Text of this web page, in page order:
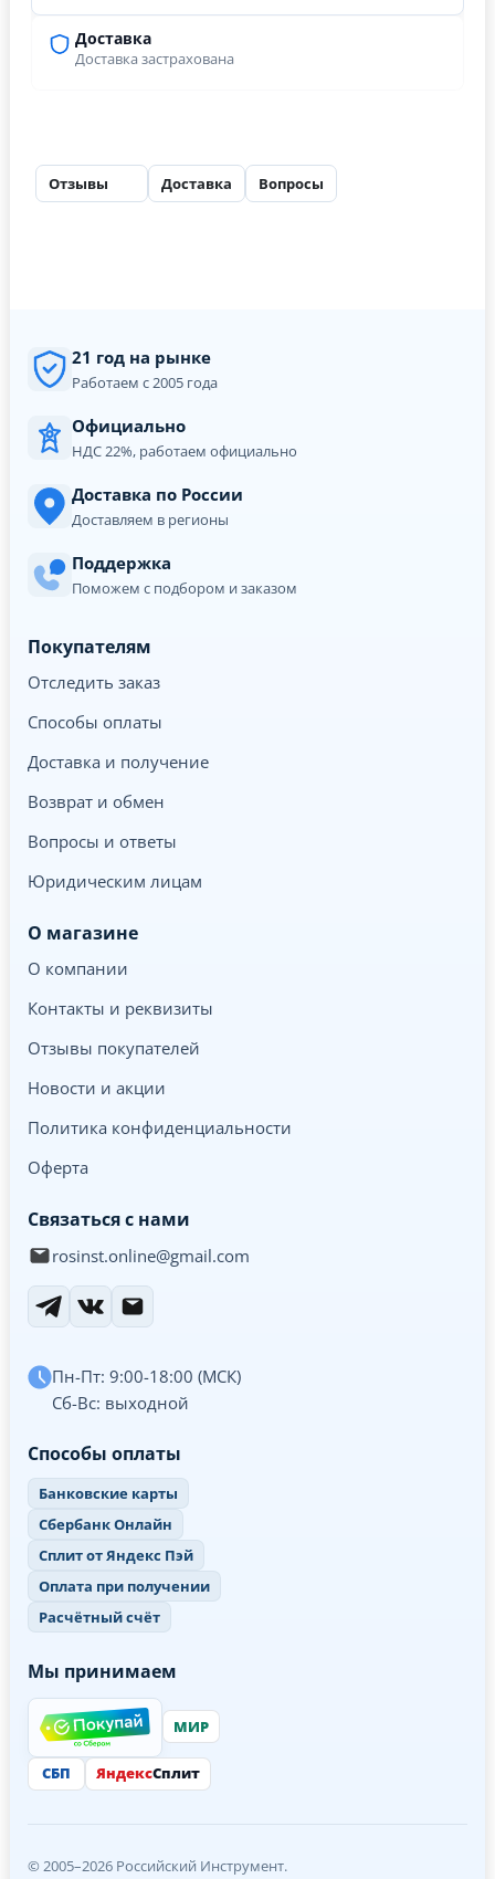
Доставка
Доставка застрахована
Отзывы Доставка Вопросы
21 год на рынке
Работаем с 2005 года
Официально
НДС 22%, работаем официально
Доставка по России
Доставляем в регионы
Поддержка
Поможем с подбором и заказом
Покупателям
Отследить заказ
Способы оплаты
Доставка и получение
Возврат и обмен
Вопросы и ответы
Юридическим лицам
О магазине
О компании
Контакты и реквизиты
Отзывы покупателей
Новости и акции
Политика конфиденциальности
Оферта
Связаться с нами
rosinst.online@gmail.com
Пн-Пт: 9:00-18:00 (МСК)
Сб-Вс: выходной
Способы оплаты
Банковские карты
Сбербанк Онлайн
Сплит от Яндекс Пэй
Оплата при получении
Расчётный счёт
Мы принимаем
МИР
СБП ЯндексСплит
© 2005–2026 Российский Инструмент.